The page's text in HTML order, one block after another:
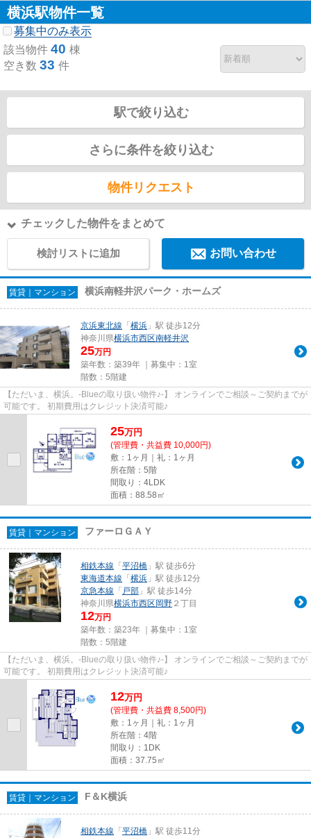
横浜駅物件一覧
募集中のみ表示
該当物件 40 棟
空き数 33 件
駅で絞り込む
さらに条件を絞り込む
物件リクエスト
チェックした物件をまとめて
検討リストに追加 お問い合わせ
賃貸｜マンション 横浜南軽井沢パーク・ホームズ
京浜東北線 「 横浜 」駅 徒歩12分
神奈川県横浜市西区南軽井沢
25万円
築年数：築39年 ｜募集中： 1室
階数：5階建
【ただいま、横浜。-Blueの取り扱い物件♪-】 オンラインでご相談～ご契約までが
可能です。 初期費用はクレジット決済可能♪
25万円
(管理費・共益費 10,000円)
敷：1ヶ月｜礼：1ヶ月
所在階：5階
間取り：4LDK
面積：88.58㎡
賃貸｜マンション ファーロＧＡＹ
相鉄本線 「 平沼橋 」駅 徒歩6分
東海道本線 「 横浜 」駅 徒歩12分
京急本線 「 戸部 」駅 徒歩14分
神奈川県横浜市西区 岡野 ２丁目
12万円
築年数：築23年 ｜募集中： 1室
階数：5階建
【ただいま、横浜。-Blueの取り扱い物件♪-】 オンラインでご相談～ご契約までが
可能です。 初期費用はクレジット決済可能♪
12万円
(管理費・共益費 8,500円)
敷：1ヶ月｜礼：1ヶ月
所在階：4階
間取り：1DK
面積：37.75㎡
賃貸｜マンション F＆K横浜
相鉄本線 「 平沼橋 」駅 徒歩11分